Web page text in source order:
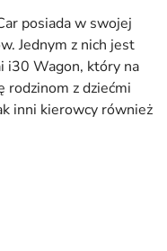
posiada w swojej
Jednym z nich jest
i30 Wagon, który na
rodzinom z dziećmi
inni kierowcy również